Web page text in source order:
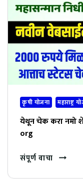
कृषी योजना महाराष्ट्र
येथून चेक करा नमो
org
संपूर्ण वाचा